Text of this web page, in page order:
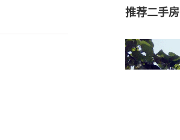
推荐二手房